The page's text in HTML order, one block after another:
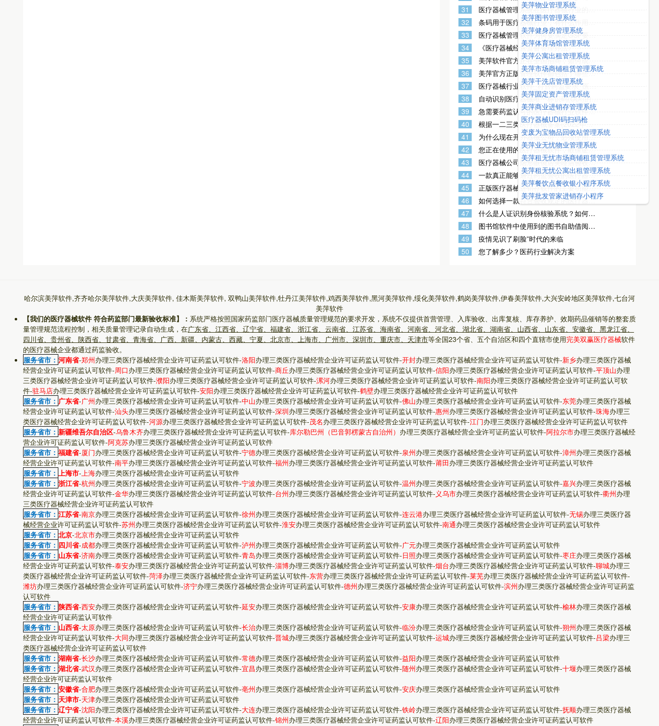
的基本功能
31
医疗器械管理系统在医疗器械行业的重
要性有哪些？
32
条码用于医疗器械行业，有什么作用
呢？
33
医疗器械管理软件为何要满足GSP要
求？GSP要求包含哪些内容？
34
《医疗器械经营监督管理办法》
35
美萍软件官方正在全国招商，如何成为
美萍软件的官方代理商？代理美萍软件
赚钱吗？
36
美萍官方正版管理软件都包括了哪些软
件？美萍软件值得购买使用吗？美萍软
件多少钱？
37
医疗器械行业软件_符合药监要求_医疗
器械进销存系统,符合GSP流程要求符合
监管要求
38
自动识别医疗器械唯一标识码(UDI)的软
件如何购买？安全放心吗？有开发票
吗？
39
急需要药监认可的医疗器械行业软件
(含UDI功能)
40
根据一二三类医疗器械备案(2022年新
政策公布)要求，医疗器械软件软件功能
要求更高更严格了
41
为什么现在开办器械公司，必须使用合
规的器械管理软件？医疗器械如何分
类？医疗器械一类二类三类有什么不
同？
42
您正在使用的医疗器械软件，敢保证让
您顺利通过药监局验收认证吗？
43
医疗器械公司隐形眼镜店美瞳店验收专
用软件一般具备哪些特点？
44
一款真正能够通过药监验收的医疗器械
管理系统的功能特点有哪些？
45
正版医疗器械进销存软件的主要功能特
点有哪些？如何选择器械公司gsp验收
软件？
46
如何选择一款符合验收规定的医疗器械
GSP管理软件（验收系统）？
47
什么是人证识别身份核验系统？如何应
用？你知道吗？
48
图书馆软件中使用到的图书自助借阅设
备,你了解吗？
49
疫情见识了刷脸”时代的来临
50
您了解多少？医药行业解决方案
哈尔滨美萍软件,齐齐哈尔美萍软件,大庆美萍软件, 佳木斯美萍软件, 双鸭山美萍软件,牡丹江美萍软件,鸡西美萍软件,黑河美萍软件,绥化美萍软件,鹤岗美萍软件,伊春美萍软件,大兴安岭地区美萍软件,七台河
美萍软件
【我们的医疗器械软件 符合药监部门最新验收标准】： 系统严格按照国家药监部门医疗器械质量管理规范的要求开发，系统不仅提供首营管理、入库验收、出库复核、库存养护、效期药品催销等的整套质
量管理规范流程控制，相关质量管理记录自动生成，在广东省、江西省、辽宁省、福建省、浙江省、云南省、江苏省、海南省、河南省、河北省、湖北省、湖南省、山西省、山东省、安徽省、黑龙江省、
四川省、贵州省、陕西省、甘肃省、青海省、广西、新疆、内蒙古、西藏、宁夏、北京市、上海市、广州市、深圳市、重庆市、天津市等全国23个省、五个自治区和四个直辖市使用完美双赢医疗器械软件
的医疗器械企业都通过药监验收。
服务省市： 河南省-郑州办理三类医疗器械经营企业许可证药监认可软件-洛阳办理三类医疗器械经营企业许可证药监认可软件-开封办理三类医疗器械经营企业许可证药监认可软件-新乡办理三类医疗器械
经营企业许可证药监认可软件-周口办理三类医疗器械经营企业许可证药监认可软件-商丘办理三类医疗器械经营企业许可证药监认可软件-信阳办理三类医疗器械经营企业许可证药监认可软件-平顶山办理
三类医疗器械经营企业许可证药监认可软件-濮阳办理三类医疗器械经营企业许可证药监认可软件-漯河办理三类医疗器械经营企业许可证药监认可软件-南阳办理三类医疗器械经营企业许可证药监认可软
件-驻马店办理三类医疗器械经营企业许可证药监认可软件-安阳办理三类医疗器械经营企业许可证药监认可软件-鹤壁办理三类医疗器械经营企业许可证药监认可软件
服务省市： 广东省-广州办理三类医疗器械经营企业许可证药监认可软件-中山办理三类医疗器械经营企业许可证药监认可软件-佛山办理三类医疗器械经营企业许可证药监认可软件-东莞办理三类医疗器械
经营企业许可证药监认可软件-汕头办理三类医疗器械经营企业许可证药监认可软件-深圳办理三类医疗器械经营企业许可证药监认可软件-惠州办理三类医疗器械经营企业许可证药监认可软件-珠海办理三
类医疗器械经营企业许可证药监认可软件-河源办理三类医疗器械经营企业许可证药监认可软件-茂名办理三类医疗器械经营企业许可证药监认可软件-江门办理三类医疗器械经营企业许可证药监认可软件
服务省市： 新疆维吾尔自治区-乌鲁木齐办理三类医疗器械经营企业许可证药监认可软件-库尔勒巴州（巴音郭楞蒙古自治州） 办理三类医疗器械经营企业许可证药监认可软件-阿拉尔市办理三类医疗器械经
营企业许可证药监认可软件-阿克苏办理三类医疗器械经营企业许可证药监认可软件
服务省市： 福建省-厦门办理三类医疗器械经营企业许可证药监认可软件-宁德办理三类医疗器械经营企业许可证药监认可软件-泉州办理三类医疗器械经营企业许可证药监认可软件-漳州办理三类医疗器械
经营企业许可证药监认可软件-南平办理三类医疗器械经营企业许可证药监认可软件-福州办理三类医疗器械经营企业许可证药监认可软件-莆田办理三类医疗器械经营企业许可证药监认可软件
服务省市： 上海市-上海办理三类医疗器械经营企业许可证药监认可软件
服务省市： 浙江省-杭州办理三类医疗器械经营企业许可证药监认可软件-宁波办理三类医疗器械经营企业许可证药监认可软件-温州办理三类医疗器械经营企业许可证药监认可软件-嘉兴办理三类医疗器械
经营企业许可证药监认可软件-金华办理三类医疗器械经营企业许可证药监认可软件-台州办理三类医疗器械经营企业许可证药监认可软件- 义乌市办理三类医疗器械经营企业许可证药监认可软件-衢州办理
三类医疗器械经营企业许可证药监认可软件
服务省市： 江苏省-南京办理三类医疗器械经营企业许可证药监认可软件-徐州办理三类医疗器械经营企业许可证药监认可软件-连云港办理三类医疗器械经营企业许可证药监认可软件-无锡办理三类医疗器
械经营企业许可证药监认可软件-苏州办理三类医疗器械经营企业许可证药监认可软件-淮安办理三类医疗器械经营企业许可证药监认可软件-南通办理三类医疗器械经营企业许可证药监认可软件
服务省市： 北京-北京市办理三类医疗器械经营企业许可证药监认可软件
服务省市： 四川省-成都办理三类医疗器械经营企业许可证药监认可软件-泸州办理三类医疗器械经营企业许可证药监认可软件-广元办理三类医疗器械经营企业许可证药监认可软件
服务省市： 山东省-济南办理三类医疗器械经营企业许可证药监认可软件-青岛办理三类医疗器械经营企业许可证药监认可软件-日照办理三类医疗器械经营企业许可证药监认可软件-枣庄办理三类医疗器械
经营企业许可证药监认可软件-泰安办理三类医疗器械经营企业许可证药监认可软件-淄博办理三类医疗器械经营企业许可证药监认可软件-烟台办理三类医疗器械经营企业许可证药监认可软件-聊城办理三
类医疗器械经营企业许可证药监认可软件-菏泽办理三类医疗器械经营企业许可证药监认可软件-东营办理三类医疗器械经营企业许可证药监认可软件-莱芜办理三类医疗器械经营企业许可证药监认可软件-
潍坊办理三类医疗器械经营企业许可证药监认可软件-济宁办理三类医疗器械经营企业许可证药监认可软件-德州办理三类医疗器械经营企业许可证药监认可软件-滨州办理三类医疗器械经营企业许可证药监
认可软件
服务省市： 陕西省-西安办理三类医疗器械经营企业许可证药监认可软件-延安办理三类医疗器械经营企业许可证药监认可软件-安康办理三类医疗器械经营企业许可证药监认可软件-榆林办理三类医疗器械
经营企业许可证药监认可软件
服务省市： 山西省-太原办理三类医疗器械经营企业许可证药监认可软件-长治办理三类医疗器械经营企业许可证药监认可软件-临汾办理三类医疗器械经营企业许可证药监认可软件-朔州办理三类医疗器械
经营企业许可证药监认可软件-大同办理三类医疗器械经营企业许可证药监认可软件-晋城办理三类医疗器械经营企业许可证药监认可软件-运城办理三类医疗器械经营企业许可证药监认可软件-吕梁办理三
类医疗器械经营企业许可证药监认可软件
服务省市： 湖南省-长沙办理三类医疗器械经营企业许可证药监认可软件-常德办理三类医疗器械经营企业许可证药监认可软件-益阳办理三类医疗器械经营企业许可证药监认可软件
服务省市： 湖北省-武汉办理三类医疗器械经营企业许可证药监认可软件-宜昌办理三类医疗器械经营企业许可证药监认可软件-随州办理三类医疗器械经营企业许可证药监认可软件-十堰办理三类医疗器械
经营企业许可证药监认可软件
服务省市： 安徽省-合肥办理三类医疗器械经营企业许可证药监认可软件-亳州办理三类医疗器械经营企业许可证药监认可软件-安庆办理三类医疗器械经营企业许可证药监认可软件
服务省市： 天津市-天津办理三类医疗器械经营企业许可证药监认可软件
服务省市： 辽宁省-沈阳办理三类医疗器械经营企业许可证药监认可软件-大连办理三类医疗器械经营企业许可证药监认可软件-铁岭办理三类医疗器械经营企业许可证药监认可软件-抚顺办理三类医疗器械
经营企业许可证药监认可软件-本溪办理三类医疗器械经营企业许可证药监认可软件-锦州办理三类医疗器械经营企业许可证药监认可软件-辽阳办理三类医疗器械经营企业许可证药监认可软件
美萍物业管理系统
美萍图书管理系统
美萍健身房管理系统
美萍体育场馆管理系统
美萍公寓出租管理系统
美萍市场商铺租赁管理系统
美萍干洗店管理系统
美萍固定资产管理系统
美萍商业进销存管理系统
医疗器械UDI码扫码枪
变废为宝物品回收站管理系统
美萍业无忧物业管理系统
美萍租无忧市场商铺租赁管理系统
美萍租无忧公寓出租管理系统
美萍餐饮点餐收银小程序系统
美萍批发管家进销存小程序